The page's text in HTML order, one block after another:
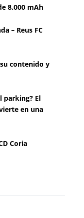
8.000 mAh
– Reus FC
contenido y
parking? El
en una
Coria